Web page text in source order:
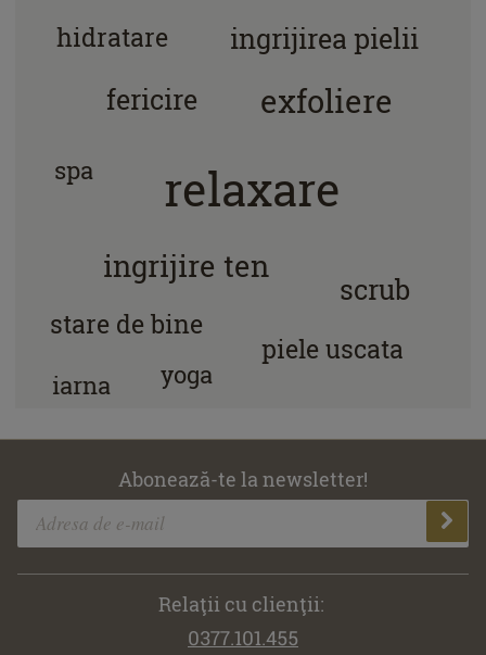
relaxare
exfoliere
ingrijire ten
scrub
ingrijirea pielii
fericire
hidratare
stare de bine
piele uscata
iarna yoga
spa
Abonează-te la newsletter!
Relaţii cu clienţii:
0377.101.455